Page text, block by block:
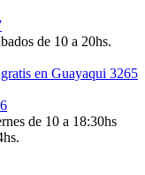
de 10 a 20hs.
en Guayaqui 3265
de 10 a 18:30hs